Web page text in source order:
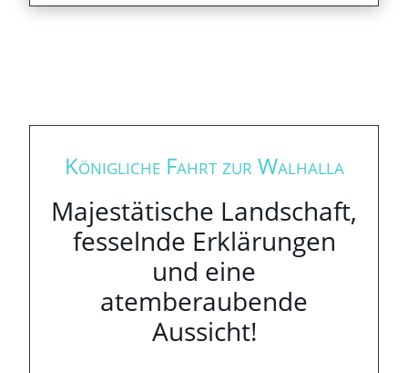
Königliche Fahrt zur Walhalla
Majestätische Landschaft,
fesselnde Erklärungen
und eine
atemberaubende
Aussicht!